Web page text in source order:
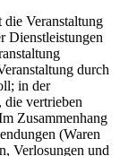
Veranstaltung
Dienstleistungen
durch
in der
vertrieben
Zusammenhang
(Waren
Verlosungen und